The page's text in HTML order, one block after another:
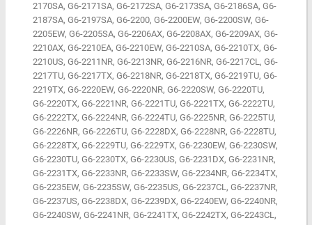
2170SA, G6-2171SA, G6-2172SA, G6-2173SA, G6-2186SA, G6-
2187SA, G6-2197SA, G6-2200, G6-2200EW, G6-2200SW, G6-
2205EW, G6-2205SA, G6-2206AX, G6-2208AX, G6-2209AX, G6-
2210AX, G6-2210EA, G6-2210EW, G6-2210SA, G6-2210TX, G6-
2210US, G6-2211NR, G6-2213NR, G6-2216NR, G6-2217CL, G6-
2217TU, G6-2217TX, G6-2218NR, G6-2218TX, G6-2219TU, G6-
2219TX, G6-2220EW, G6-2220NR, G6-2220SW, G6-2220TU,
G6-2220TX, G6-2221NR, G6-2221TU, G6-2221TX, G6-2222TU,
G6-2222TX, G6-2224NR, G6-2224TU, G6-2225NR, G6-2225TU,
G6-2226NR, G6-2226TU, G6-2228DX, G6-2228NR, G6-2228TU,
G6-2228TX, G6-2229TU, G6-2229TX, G6-2230EW, G6-2230SW,
G6-2230TU, G6-2230TX, G6-2230US, G6-2231DX, G6-2231NR,
G6-2231TX, G6-2233NR, G6-2233SW, G6-2234NR, G6-2234TX,
G6-2235EW, G6-2235SW, G6-2235US, G6-2237CL, G6-2237NR,
G6-2237US, G6-2238DX, G6-2239DX, G6-2240EW, G6-2240NR,
G6-2240SW, G6-2241NR, G6-2241TX, G6-2242TX, G6-2243CL,